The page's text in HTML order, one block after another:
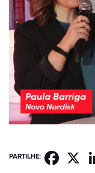
PARTILHE: Facebook